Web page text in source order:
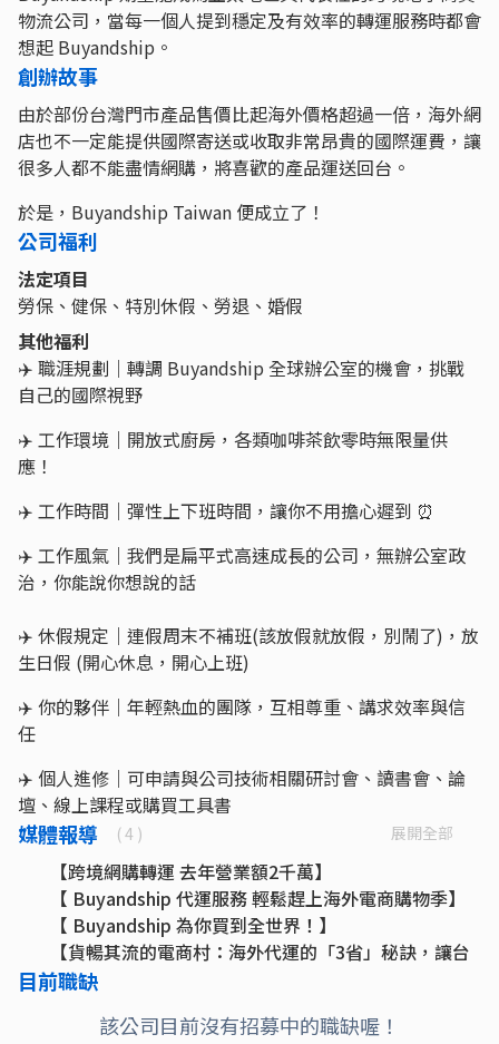
物流公司，當每一個人提到穩定及有效率的轉運服務時都會
想起 Buyandship。
創辦故事
由於部份台灣門市產品售價比起海外價格超過一倍，海外網
店也不一定能提供國際寄送或收取非常昂貴的國際運費，讓
很多人都不能盡情網購，將喜歡的產品運送回台。
於是，Buyandship Taiwan 便成立了！
公司福利
法定項目
勞保、健保、特別休假、勞退、婚假
其他福利
✈️ 職涯規劃｜轉調 Buyandship 全球辦公室的機會，挑戰
自己的國際視野
✈️ 工作環境｜開放式廚房，各類咖啡茶飲零時無限量供
應！
✈️ 工作時間｜彈性上下班時間，讓你不用擔心遲到 ⏰
✈️ 工作風氣｜我們是扁平式高速成長的公司，無辦公室政
治，你能說你想說的話
✈️ 休假規定｜連假周末不補班(該放假就放假，別鬧了)，放
生日假 (開心休息，開心上班)
✈️ 你的夥伴｜年輕熱血的團隊，互相尊重、講求效率與信
任
✈️ 個人進修｜可申請與公司技術相關研討會、讀書會、論
壇、線上課程或購買工具書
媒體報導 ( 4 ) 展開全部
【跨境網購轉運 去年營業額2千萬】
【 Buyandship 代運服務 輕鬆趕上海外電商購物季】
【 Buyandship 為你買到全世界！】
【貨暢其流的電商村：海外代運的「3省」秘訣，讓台
灣買家買遍全球】
目前職缺
該公司目前沒有招募中的職缺喔！